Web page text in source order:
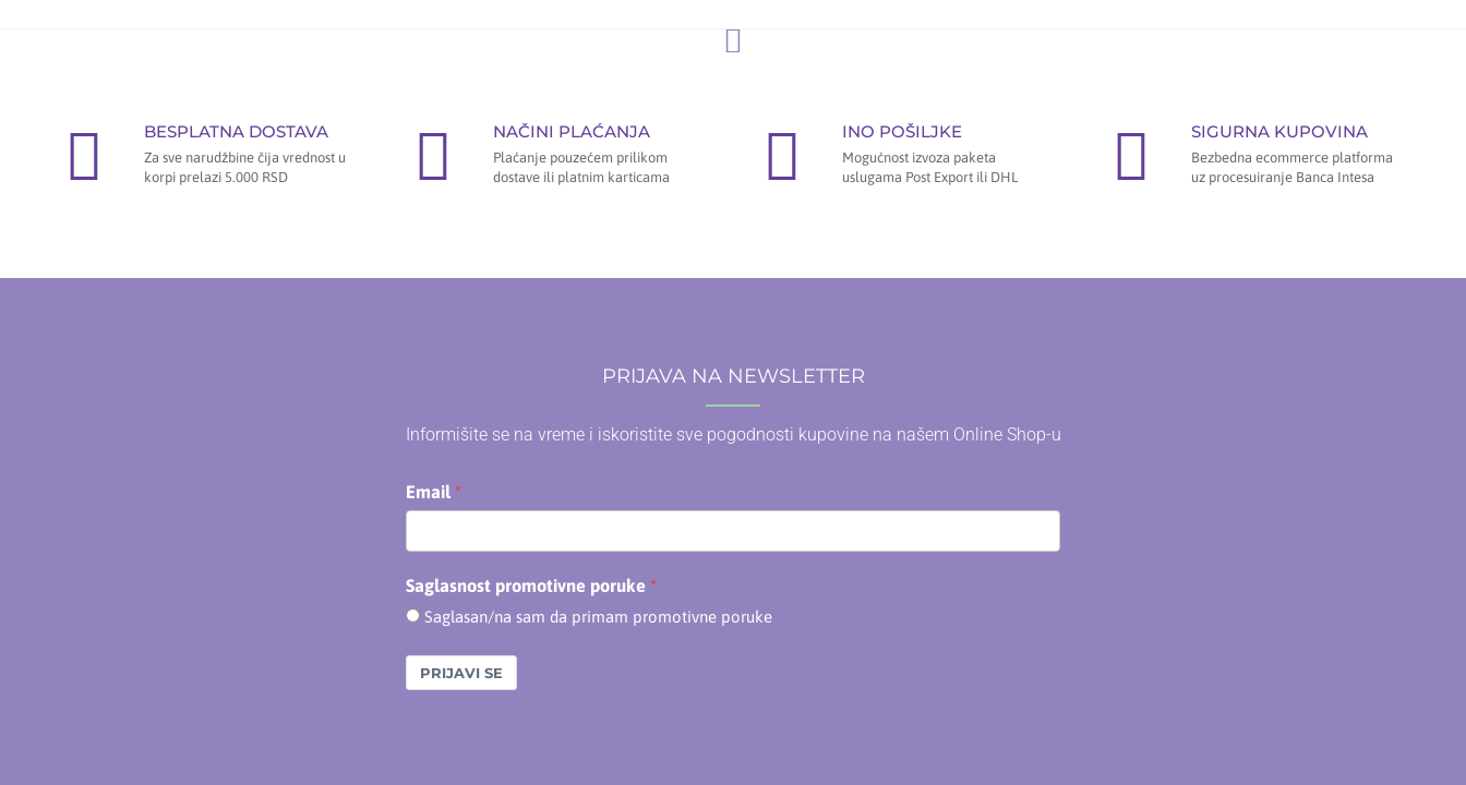
BESPLATNA DOSTAVA
Za sve narudžbine čija vrednost u
korpi prelazi 5.000 RSD
NAČINI PLAĆANJA
Plaćanje pouzećem prilikom
dostave ili platnim karticama
INO POŠILJKE
Mogućnost izvoza paketa
uslugama Post Export ili DHL
SIGURNA KUPOVINA
Bezbedna ecommerce platforma
uz procesuiranje Banca Intesa
PRIJAVA NA NEWSLETTER
Informišite se na vreme i iskoristite sve pogodnosti kupovine na našem Online Shop-u
Email
Saglasnost promotivne poruke
Saglasan/na sam da primam promotivne poruke
PRIJAVI SE